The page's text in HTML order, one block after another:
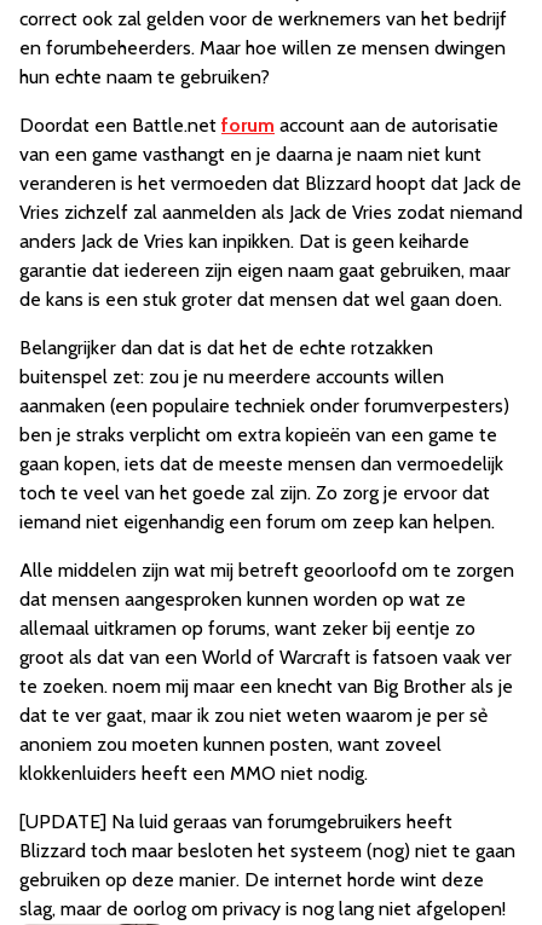
correct ook zal gelden voor de werknemers van het bedrijf
en forumbeheerders. Maar hoe willen ze mensen dwingen
hun echte naam te gebruiken?
Doordat een Battle.net forum account aan de autorisatie
van een game vasthangt en je daarna je naam niet kunt
veranderen is het vermoeden dat Blizzard hoopt dat Jack de
Vries zichzelf zal aanmelden als Jack de Vries zodat niemand
anders Jack de Vries kan inpikken. Dat is geen keiharde
garantie dat iedereen zijn eigen naam gaat gebruiken, maar
de kans is een stuk groter dat mensen dat wel gaan doen.
Belangrijker dan dat is dat het de echte rotzakken
buitenspel zet: zou je nu meerdere accounts willen
aanmaken (een populaire techniek onder forumverpesters)
ben je straks verplicht om extra kopieën van een game te
gaan kopen, iets dat de meeste mensen dan vermoedelijk
toch te veel van het goede zal zijn. Zo zorg je ervoor dat
iemand niet eigenhandig een forum om zeep kan helpen.
Alle middelen zijn wat mij betreft geoorloofd om te zorgen
dat mensen aangesproken kunnen worden op wat ze
allemaal uitkramen op forums, want zeker bij eentje zo
groot als dat van een World of Warcraft is fatsoen vaak ver
te zoeken. noem mij maar een knecht van Big Brother als je
dat te ver gaat, maar ik zou niet weten waarom je per sẻ
anoniem zou moeten kunnen posten, want zoveel
klokkenluiders heeft een MMO niet nodig.
[UPDATE] Na luid geraas van forumgebruikers heeft
Blizzard toch maar besloten het systeem (nog) niet te gaan
gebruiken op deze manier. De internet horde wint deze
slag, maar de oorlog om privacy is nog lang niet afgelopen!